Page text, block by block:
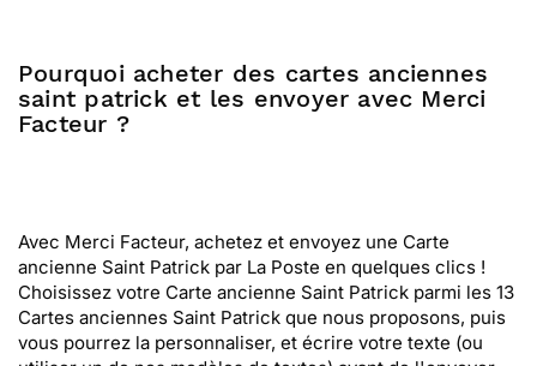
Pourquoi acheter des cartes anciennes
saint patrick et les envoyer avec Merci
Facteur ?
Avec Merci Facteur, achetez et envoyez une Carte
ancienne Saint Patrick par La Poste en quelques clics !
Choisissez votre Carte ancienne Saint Patrick parmi les 13
Cartes anciennes Saint Patrick que nous proposons, puis
vous pourrez la personnaliser, et écrire votre texte (ou